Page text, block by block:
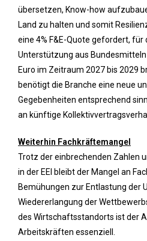
übersetzen, Know-how
Land zu halten und somit
eine 4% F&E-Quote gefordert, für
Unterstützung aus Bundesmitteln
Euro im Zeitraum 2027 bis 2029
benötigt die Branche eine neue
Gegebenheiten entsprechend
an künftige
Weiterhin Fachkräftemangel
Trotz der einbrechenden Zahlen
in der EEI bleibt der Mangel an
Bemühungen zur Entlastung der
Wiedererlangung der
des Wirtschaftsstandorts ist der
Arbeitskräften essenziell.